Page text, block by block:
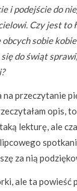
i podejście do
Czy jest
sobie
do świąt
na przeczytanie
opis,
lekturę, ale
za nią
ale ta powieść